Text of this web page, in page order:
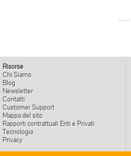
Risorse
Chi Siamo
Blog
Newsletter
Contatti
Customer Support
Mappa del sito
Rapporti contrattuali Enti e Privati
Tecnologia
Privacy